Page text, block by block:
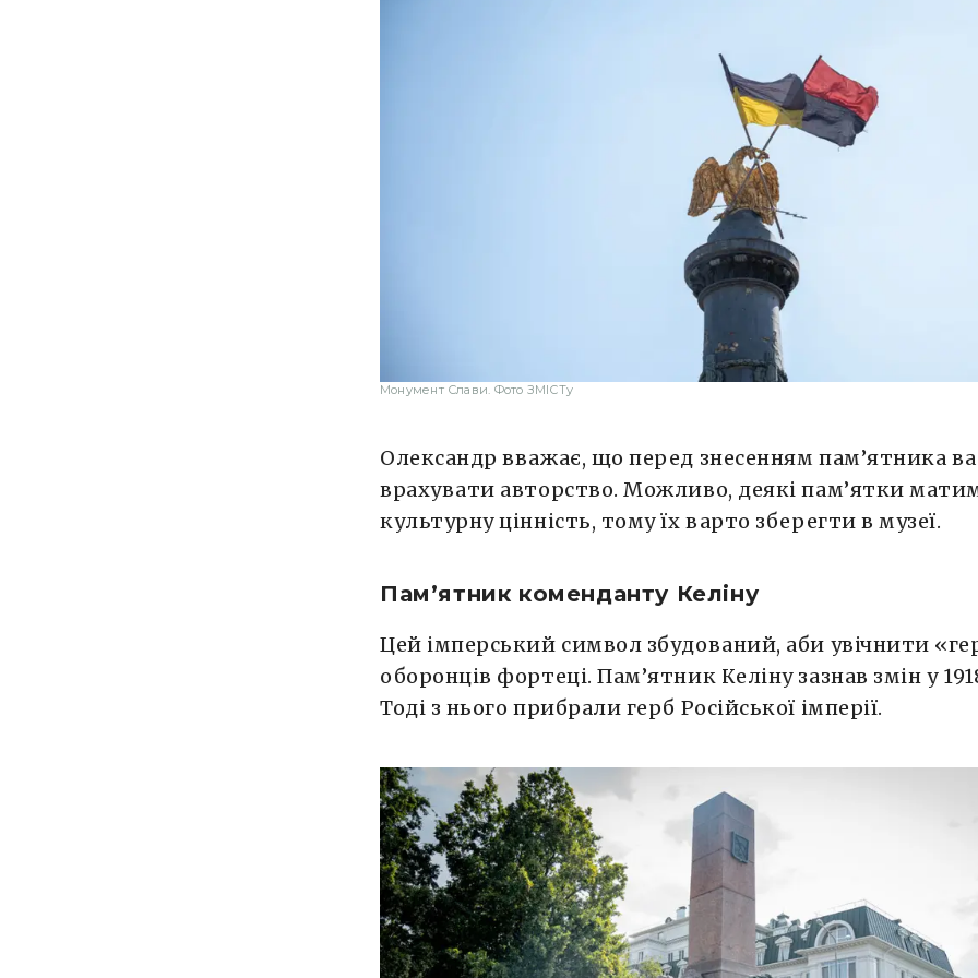
Монумент Слави. Фото ЗМІСТу
Олександр вважає, що перед знесенням пам’ятника
врахувати авторство. Можливо, деякі пам’ятки
культурну цінність, тому їх варто зберегти в музеї.
Пам’ятник коменданту Келіну
Цей імперський символ збудований, аби увічнити
оборонців фортеці. Пам’ятник Келіну зазнав змін у
Тоді з нього прибрали герб Російської імперії.